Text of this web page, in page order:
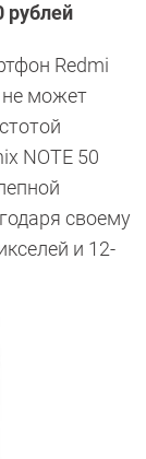
рублей
Redmi
не может
NOTE 50
своему
и 12-